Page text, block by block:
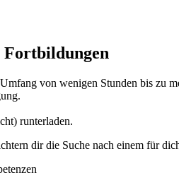
Fortbildungen
von wenigen Stunden bis zu
runterladen.
dir die Suche nach einem für